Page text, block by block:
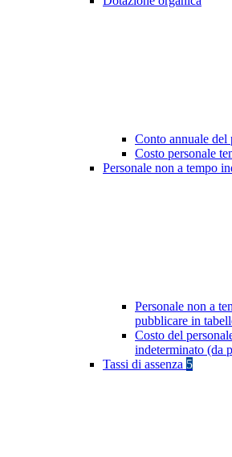
Conto annuale del
Costo personale
Personale non a tempo
Personale non a
pubblicare in
Costo del
indeterminato (da
Tassi di assenza 5